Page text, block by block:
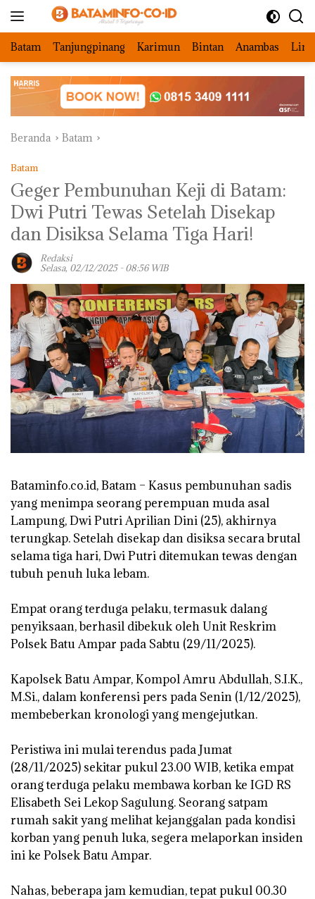
Batam Tanjungpinang Karimun Bintan Anambas
Beranda Batam
Batam
‎Geger Pembunuhan Keji di Batam:
Dwi Putri Tewas Setelah Disekap
dan Disiksa Selama Tiga Hari!
Redaksi
Selasa, 02/12/2025 - 08:56 WIB
Bataminfo.co.id, Batam – Kasus pembunuhan sadis
yang menimpa seorang perempuan muda asal
Lampung, Dwi Putri Aprilian Dini (25), akhirnya
terungkap. Setelah disekap dan disiksa secara brutal
selama tiga hari, Dwi Putri ditemukan tewas dengan
tubuh penuh luka lebam.
‎Empat orang terduga pelaku, termasuk dalang
penyiksaan, berhasil dibekuk oleh Unit Reskrim
Polsek Batu Ampar pada Sabtu (29/11/2025).
‎Kapolsek Batu Ampar, Kompol Amru Abdullah, S.I.K.,
M.Si., dalam konferensi pers pada Senin (1/12/2025),
membeberkan kronologi yang mengejutkan.
‎Peristiwa ini mulai terendus pada Jumat
(28/11/2025) sekitar pukul 23.00 WIB, ketika empat
orang terduga pelaku membawa korban ke IGD RS
Elisabeth Sei Lekop Sagulung. Seorang satpam
rumah sakit yang melihat kejanggalan pada kondisi
korban yang penuh luka, segera melaporkan insiden
ini ke Polsek Batu Ampar.
‎Nahas, beberapa jam kemudian, tepat pukul 00.30